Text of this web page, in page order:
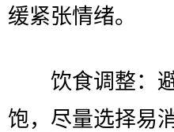
缓紧张情绪。
饮食调整：避
饱，尽量选择易